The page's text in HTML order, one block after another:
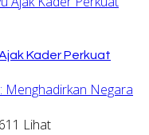
Kader Perkuat
11 Lihat